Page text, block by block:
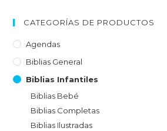
CATEGORÍAS DE PRODUCTOS
Agendas
Biblias General
Biblias Infantiles
Biblias Bebé
Biblias Completas
Biblias Ilustradas